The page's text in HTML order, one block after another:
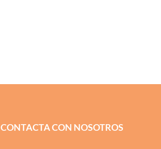
CONTACTA CON NOSOTROS